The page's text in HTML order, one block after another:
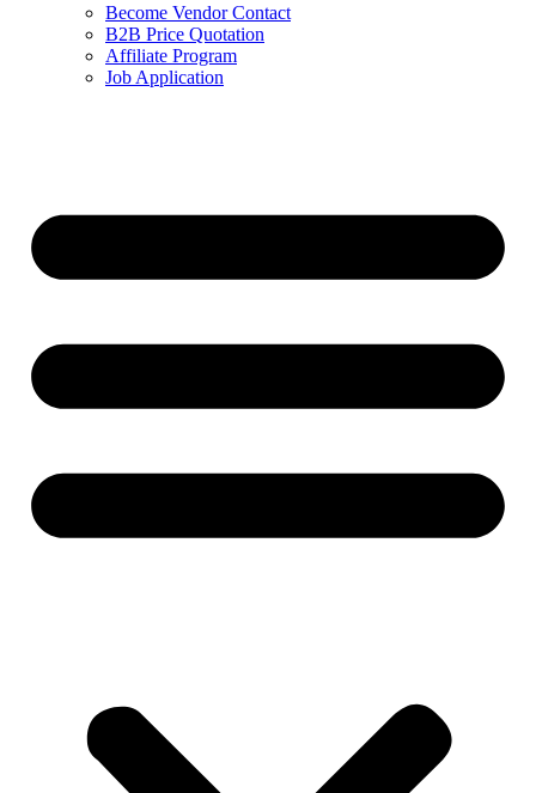
Become Vendor Contact
B2B Price Quotation
Affiliate Program
Job Application